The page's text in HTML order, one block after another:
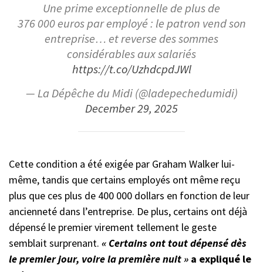
Une prime exceptionnelle de plus de
376 000 euros par employé : le patron vend son
entreprise… et reverse des sommes
considérables aux salariés
https://t.co/UzhdcpdJWl
— La Dépêche du Midi (@ladepechedumidi)
December 29, 2025
Cette condition a été exigée par Graham Walker lui-
même, tandis que certains employés ont même reçu
plus que ces plus de 400 000 dollars en fonction de leur
ancienneté dans l’entreprise. De plus, certains ont déjà
dépensé le premier virement tellement le geste
semblait surprenant. « Certains ont tout dépensé dès
le premier jour, voire la première nuit » a expliqué le